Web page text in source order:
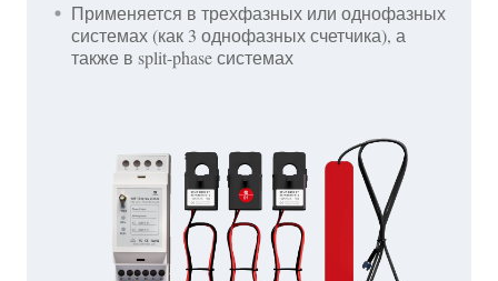
Применяется в трехфазных или однофазных
системах (как 3 однофазных счетчика), а
также в split-phase системах